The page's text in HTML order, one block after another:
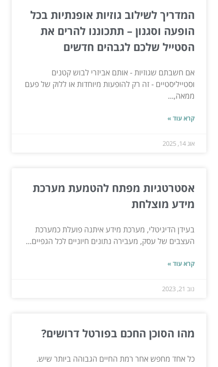
המדריך לשילוב גוזיות אופנתיות בכל
הופעה וסגנון – תתכוננו להרים את
הסטייל שלכם לגבהים חדשים
אם חשבתם שגוזיות - אותם אביזרי לבוש קטנים
וסטייליסטיים - זה רק להופעות מיוחדות או ללוק של פעם
ממאה,...
קרא עוד »
אוג 14, 2025
אסטרטגיות מפתח להטמעת מערכת
מידע מוצלחת
בעידן הדיגיטלי, מערכת מידע איתנה פועלת כמערכת
העצבים של עסק, מעבירה נתונים חיוניים לכל הגפיים...
קרא עוד »
נוב 21, 2023
מהו הסוכן החכם בפורטל דרושים?
כל אחד מחפש אחר רמת החיים הגבוהה ביותר שיש.